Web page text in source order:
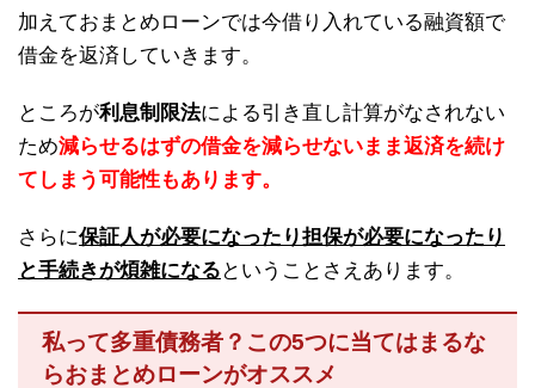
加えておまとめローンでは今借り入れている融資額で
借金を返済していきます。
ところが利息制限法による引き直し計算がなされない
ため減らせるはずの借金を減らせないまま返済を続け
てしまう可能性もあります。
さらに保証人が必要になったり担保が必要になったり
と手続きが煩雑になる ということさえあります。
私って多重債務者？この5つに当てはまるな
らおまとめローンがオススメ